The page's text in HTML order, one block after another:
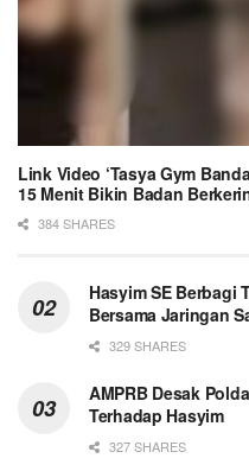
Link Video ‘Tasya Gym
15 Menit Bikin Badan
384 SHARES
Hasyim SE Berbagi
Bersama Jaringan
329 SHARES
AMPRB Desak
Terhadap Hasyim
327 SHARES